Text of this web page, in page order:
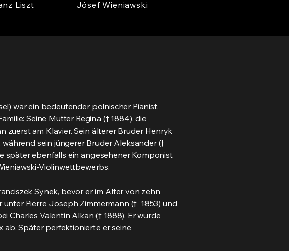
Liszt Jósef Wieniawski
war ein bedeutender polnischer Pianist,
Seine Mutter Regina († 1884), die
zuerst am Klavier. Sein älterer Bruder Henryk
sein jüngerer Bruder Aleksander (†
später ebenfalls ein angesehener Komponist
Violinwettbewerbs.
Synek, bevor er im Alter von zehn
Pierre Joseph Zimmermann († 1853) und
Charles Valentin Alkan († 1888). Er wurde
ab. Später perfektionierte er seine